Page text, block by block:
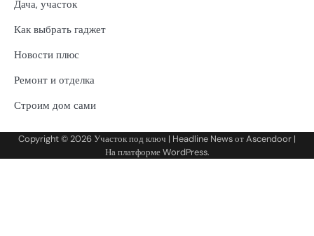
Дача, участок
Как выбрать гаджет
Новости плюс
Ремонт и отделка
Строим дом сами
Copyright © 2026Участок под ключ | Headline News отAscendoor |
На платформеWordPress.